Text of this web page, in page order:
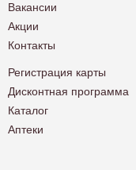
Вакансии
Акции
Контакты
Регистрация карты
Дисконтная программа
Каталог
Аптеки